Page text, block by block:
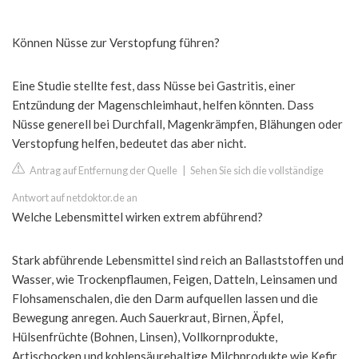
Können Nüsse zur Verstopfung führen?
Eine Studie stellte fest, dass Nüsse bei Gastritis, einer
Entzündung der Magenschleimhaut, helfen könnten. Dass
Nüsse generell bei Durchfall, Magenkrämpfen, Blähungen oder
Verstopfung helfen, bedeutet das aber nicht.
Antrag auf Entfernung der Quelle Sehen Sie sich die vollständige
Antwort auf netdoktor.de an
Welche Lebensmittel wirken extrem abführend?
Stark abführende Lebensmittel sind reich an Ballaststoffen und
Wasser, wie Trockenpflaumen, Feigen, Datteln, Leinsamen und
Flohsamenschalen, die den Darm aufquellen lassen und die
Bewegung anregen. Auch Sauerkraut, Birnen, Äpfel,
Hülsenfrüchte (Bohnen, Linsen), Vollkornprodukte,
Artischocken und kohlensäurehaltige Milchprodukte wie Kefir